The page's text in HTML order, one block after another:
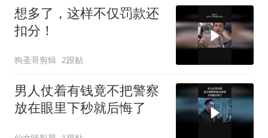
想多了，这样不仅罚款还
扣分！
狗圣哥剪辑 2跟贴
男人仗着有钱竟不把警察
放在眼里下秒就后悔了